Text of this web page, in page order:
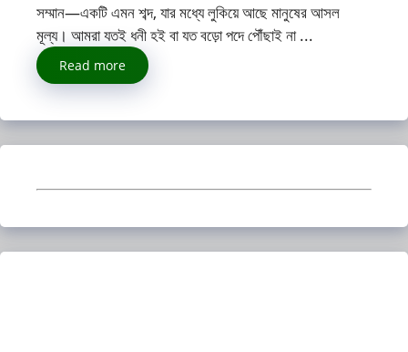
সম্মান—একটি এমন শব্দ, যার মধ্যে লুকিয়ে আছে মানুষের আসল
মূল্য। আমরা যতই ধনী হই বা যত বড়ো পদে পৌঁছাই না ...
Read more